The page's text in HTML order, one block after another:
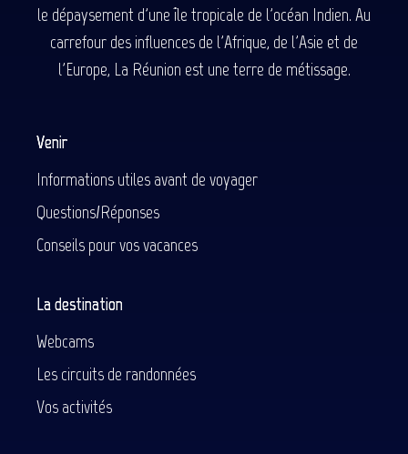
le dépaysement d'une île tropicale de l'océan Indien. Au
carrefour des influences de l'Afrique, de l'Asie et de
l'Europe, La Réunion est une terre de métissage.
Venir
Informations utiles avant de voyager
Questions/Réponses
Conseils pour vos vacances
La destination
Webcams
Les circuits de randonnées
Vos activités